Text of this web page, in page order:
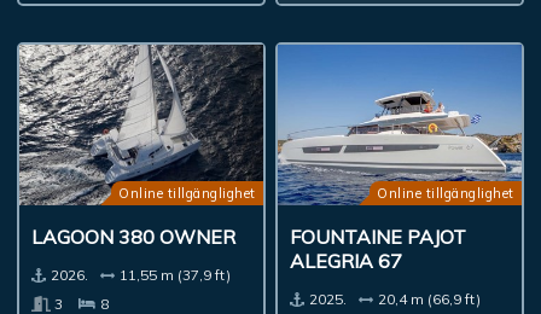
Online tillgänglighet
LAGOON 380 OWNER
2026.
11,55 m (37,9 ft)
3
8
Online tillgänglighet
FOUNTAINE PAJOT
ALEGRIA 67
2025.
20,4 m (66,9 ft)